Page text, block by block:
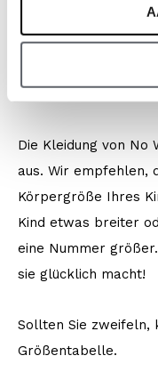
Farbe: White +
Die Kleidung von No
aus. Wir empfehlen,
Körpergröße Ihres
Kind etwas breiter
eine Nummer
sie glücklich macht!
Sollten Sie zweifeln,
Größentabelle.